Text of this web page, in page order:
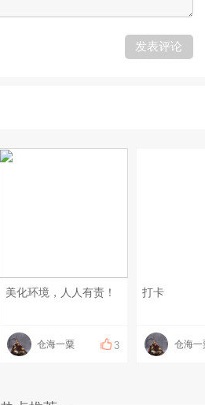
发表评论
美化环境，人人有责！
仓海一粟 3
打卡
仓海一